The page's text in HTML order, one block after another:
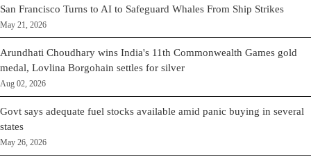
San Francisco Turns to AI to Safeguard Whales From Ship Strikes
May 21, 2026
Arundhati Choudhary wins India's 11th Commonwealth Games gold
medal, Lovlina Borgohain settles for silver
Aug 02, 2026
Govt says adequate fuel stocks available amid panic buying in several
states
May 26, 2026